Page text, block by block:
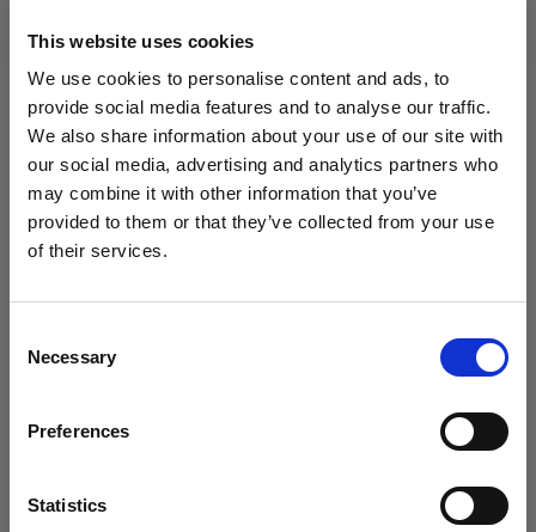
This website uses cookies
We use cookies to personalise content and ads, to
provide social media features and to analyse our traffic.
We also share information about your use of our site with
our social media, advertising and analytics partners who
may combine it with other information that you’ve
provided to them or that they’ve collected from your use
of their services.
Selection
Necessary
Preferences
Statistics
地域を変更しますか？
Italy
ク
(0 )
バリエーションを選択：
選択済み
Profoto Sweatshirt Classic XL
45,01 €
消費税込み